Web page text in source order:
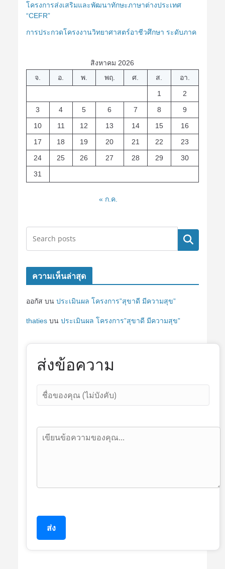
โครงการส่งเสริมและพัฒนาทักษะภาษาต่างประเทศ
“CEFR”
การประกวดโครงงานวิทยาศาสตร์อาชีวศึกษา ระดับภาค
สิงหาคม 2026
จ.
อ. พ. พฤ. ศ. ส.
อา.
1
2
3
4 5 6 7 8
9
10
11 12 13 14 15
16
17
18 19 20 21 22
23
24
25 26 27 28 29
30
31
« ก.ค.
ค้นหา
ความเห็นล่าสุด
ออกัส บน ประเมินผล โครงการ”สุขาดี มีความสุข”
thatiesบน ประเมินผล โครงการ”สุขาดี มีความสุข”
ส่งข้อความ
ส่ง